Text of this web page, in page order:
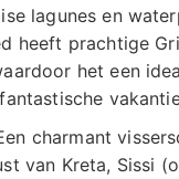
lagunes en
heeft prachtige
het een
charmant
van Kreta, Sissi